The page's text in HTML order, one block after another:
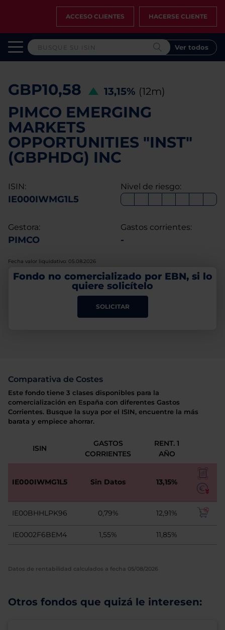
ACCESO CLIENTES HACERSE CLIENTE
Ver todos
GBP10,58 13,15% (12m)
PIMCO EMERGING
MARKETS
OPPORTUNITIES "INST"
(GBPHDG) INC
ISIN:
IE000IWMG1L5
Nivel de riesgo:
Gestora:
PIMCO
Gastos corrientes:
-
Fecha valor liquidativo: 05.08.2026
Fondo no comercializado por EBN, si lo
quiere solicítelo
SOLICITAR
Comparativa de Costes
Este fondo tiene 3 clases disponibles para la
comercialización en España con diferentes Gastos
Corrientes. Busque la suya por el ISIN, encuentre la más
barata y empiece ahorrar.
ISIN
GASTOS
CORRIENTES
RENT. 1
AÑO
IE000IWMG1L5 Sin Datos 13,15%
IE00BHHLPK96 0,79% 12,91%
IE0002F6BEM4 1,55% 11,85%
Datos de rentabilidad calculados a fecha 05/08/2026
Otros fondos que quizá le interesen: